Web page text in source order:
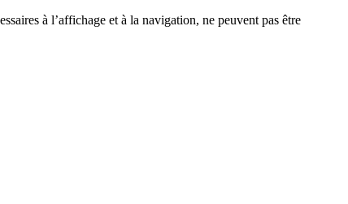
à l’affichage et à la navigation, ne peuvent pas être